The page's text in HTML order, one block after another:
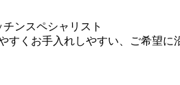
ンスペシャリスト
くお手入れしやすい、ご希望に